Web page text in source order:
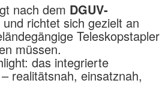
nach dem DGUV-
und richtet sich gezielt an
Teleskopstapler
müssen.
das integrierte
– realitätsnah, einsatznah,